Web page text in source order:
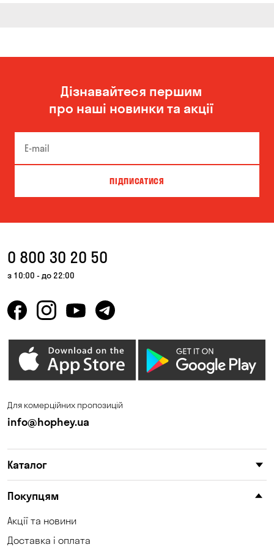
Дізнавайтеся першим
про наші новинки та акції
ПІДПИСАТИСЯ
0 800 30 20 50
з 10:00 - до 22:00
Для комерційних пропозицій
info@hophey.ua
Каталог
Покупцям
Акції та новини
Доставка і оплата